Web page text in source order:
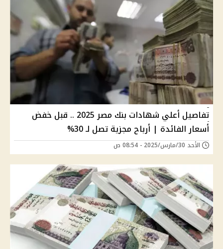
تفاصيل أعلي شهادات بنك مصر 2025 .. قبل خفض
أسعار الفائدة | أرباح مجزية تصل لـ 30%
الأحد 30/مارس/2025 - 08:54 ص